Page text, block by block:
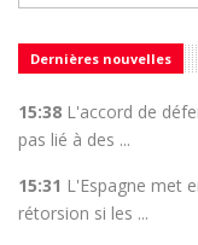
Dernières nouvelles
15:38 L'accord de
pas lié à des ...
15:31 L'Espagne met
rétorsion si les ...